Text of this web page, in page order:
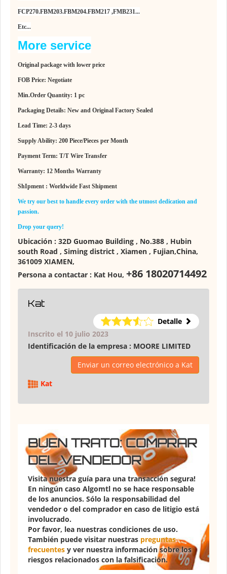
FCP270.FBM203.FBM204.FBM217 ,FMB231...
Etc...
More service
Original package with lower price
FOB Price: Negotiate
Min.Order Quantity: 1 pc
Packaging Details: New and Original Factory Sealed
Lead Time: 2-3 days
Supply Ability: 200 Piece/Pieces per Month
Payment Term: T/T Wire Transfer
Warranty: 12 Months Warranty
ShIpment : Worldwide Fast Shipment
We try our best to handle every order with the utmost dedication and
passion.
Drop your query!
Ubicación : 32D Guomao Building , No.388 , Hubin
south Road , Siming district , Xiamen , Fujian,China,
361009 XIAMEN,
Persona a contactar : Kat Hou, +86 18020714492
Kat
Detalle
Inscrito el 10 julio 2023
Identificación de la empresa : MOORE LIMITED
Enviar un correo electrónico a Kat
Kat
BUEN TRATO: COMPRAR
DEL VENDEDOR
Visita nuestra guía para una transacción segura!
En ningún caso Algomtl no se hace responsable
de los anuncios. Sólo la responsabilidad del
vendedor o del comprador en caso de litigio está
involucrado.
Por favor, lea nuestras condiciones de uso.
También puede visitar nuestras preguntas
frecuentes y ver nuestra información sobre los
riesgos relacionados con la falsificación.